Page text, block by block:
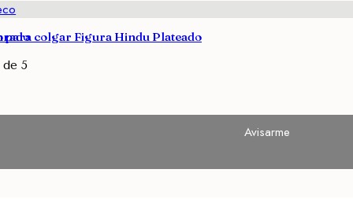
para colgar Figura Hindu Plateado
5
Avisarme